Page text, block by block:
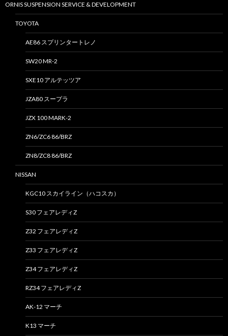
ORNIS SUSPENSION SERVICE & DEVELOPMENT
TOYOTA
AE86 スプリンタートレノ
SW20 MR-2
SXE10 アルテッツア
JZA80 スープラ
JZX 100 MARK-2
ZN6/ZC6 86/BRZ
ZN8/ZC8 86/BRZ
NISSAN
KGC10 スカイライン（ハコスカ）
S30 フェアレディZ
Z32 フェアレディZ
Z33 フェアレディZ
Z34 フェアレディZ
RZ34 フェアレディZ
AK-12 マーチ
K13 マーチ